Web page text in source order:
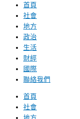
首頁
社會
地方
政治
生活
財經
國際
聯絡我們
首頁
社會